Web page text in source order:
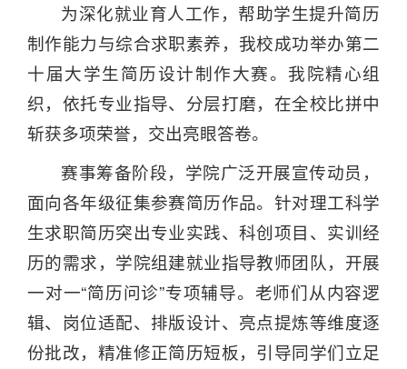
为深化就业育人工作，帮助学生提升简历
制作能力与综合求职素养，我校成功举办第二
十届大学生简历设计制作大赛。我院精心组
织，依托专业指导、分层打磨，在全校比拼中
斩获多项荣誉，交出亮眼答卷。
赛事筹备阶段，学院广泛开展宣传动员，
面向各年级征集参赛简历作品。针对理工科学
生求职简历突出专业实践、科创项目、实训经
历的需求，学院组建就业指导教师团队，开展
一对一“简历问诊”专项辅导。老师们从内容逻
辑、岗位适配、排版设计、亮点提炼等维度逐
份批改，精准修正简历短板，引导同学们立足